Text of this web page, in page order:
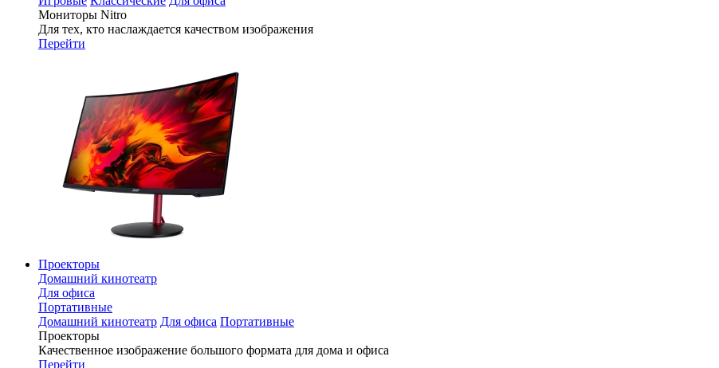
Мониторы Nitro
Для тех, кто наслаждается качеством изображения
Перейти
Проекторы
Домашний кинотеатр
Для офиса
Портативные
Домашний кинотеатр Для офиса Портативные
Проекторы
Качественное изображение большого формата для дома и офиса
Перейти